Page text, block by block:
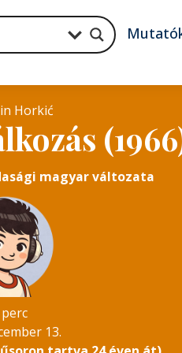
Horkić
magyar változata
13.